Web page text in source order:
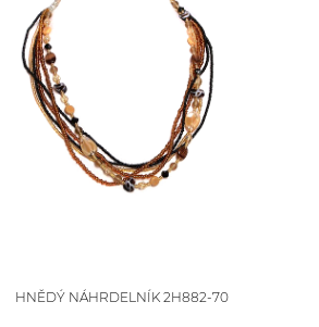
HNĚDÝ NÁHRDELNÍK 2H882-70